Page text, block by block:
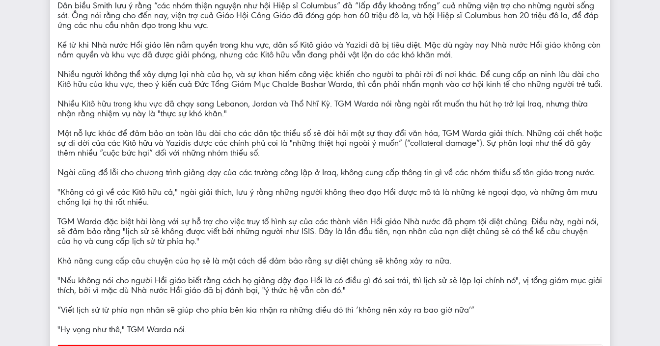
Dân biều Smith lưu ý rằng “các nhóm thiện nguyện như hội Hiệp sỉ Columbus” đã “lấp đầy khoảng trống” cuả những viện trợ cho những người sống
sót. Ông nói rằng cho đến nay, viện trợ cuả Giáo Hội Công Giáo đã đóng góp hơn 60 triệu đô la, và hội Hiệp sĩ Columbus hơn 20 triệu đô la, để đáp
ứng các nhu cầu nhân đạo trong khu vực.
Kể từ khi Nhà nước Hồi giáo lên nắm quyền trong khu vực, dân số Kitô giáo và Yazidi đã bị tiêu diệt. Mặc dù ngày nay Nhà nước Hồi giáo không còn
nắm quyền và khu vực đã được giải phóng, nhưng các Kitô hữu vẫn đang phải vật lộn do các khó khăn mới.
Nhiều người không thể xây dựng lại nhà của họ, và sự khan hiếm công việc khiến cho người ta phải rời đi nơi khác. Để cung cấp an ninh lâu dài cho
Kitô hữu của khu vực, theo ý kiến cuả Đức Tổng Giám Mục Chalde Bashar Warda, thì cần phải nhấn mạnh vào cơ hội kinh tế cho những người trẻ tuổi.
Nhiều Kitô hữu trong khu vực đã chạy sang Lebanon, Jordan và Thổ Nhĩ Kỳ. TGM Warda nói rằng ngài rất muốn thu hút họ trở lại Iraq, nhưng thừa
nhận rằng nhiệm vụ này là "thực sự khó khăn."
Một nỗ lực khác để đảm bảo an toàn lâu dài cho các dân tộc thiểu số sẽ đòi hỏi một sự thay đổi văn hóa, TGM Warda giải thích. Những cái chết hoặc
sự di dời của các Kitô hữu và Yazidis được các chính phủ coi là "những thiệt hại ngoài ý muốn” (“collateral damage”). Sự phân loại như thế đã gây
thêm nhiều “cuộc bức hại” đối với những nhóm thiểu số.
Ngài cũng đổ lỗi cho chương trình giảng dạy của các trường công lập ở Iraq, không cung cấp thông tin gì về các nhóm thiểu số tôn giáo trong nước.
"Không có gì về các Kitô hữu cả," ngài giải thích, lưu ý rằng những người không theo đạo Hồi được mô tả là những kẻ ngoại đạo, và những âm mưu
chống lại họ thì rất nhiều.
TGM Warda đặc biệt hài lòng với sự hỗ trợ cho việc truy tố hình sự của các thành viên Hồi giáo Nhà nước đã phạm tội diệt chủng. Điều này, ngài nói,
sẽ đảm bảo rằng "lịch sử sẽ không được viết bởi những người như ISIS. Đây là lần đầu tiên, nạn nhân của nạn diệt chủng sẽ có thể kể câu chuyện
của họ và cung cấp lịch sử từ phía họ."
Khả năng cung cấp câu chuyện của họ sẽ là một cách để đảm bảo rằng sự diệt chủng sẽ không xảy ra nữa.
"Nếu không nói cho người Hồi giáo biết rằng cách họ giảng dậy đạo Hồi là có điều gì đó sai trái, thì lịch sử sẽ lặp lại chính nó", vị tổng giám mục giải
thích, bởi vì mặc dù Nhà nước Hồi giáo đã bị đánh bại, "ý thức hệ vẫn còn đó."
“Viết lịch sử từ phía nạn nhân sẽ giúp cho phía bên kia nhận ra những điều đó thì ‘không nên xảy ra bao giờ nữa’”
"Hy vọng như thê," TGM Warda nói.